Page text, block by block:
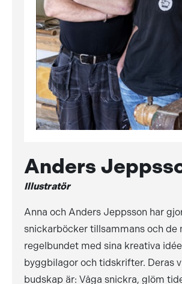
Anders
Illustratör
Anna och Anders Jeppsson har
snickarböcker tillsammans och de
regelbundet med sina kreativa
byggbilagor och tidskrifter. Deras
budskap är: Våga snickra, glöm